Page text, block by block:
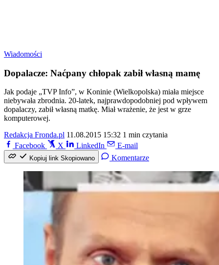
Wiadomości
Dopalacze: Naćpany chłopak zabił własną mamę
Jak podaje „TVP Info”, w Koninie (Wielkopolska) miała miejsce
niebywała zbrodnia. 20-latek, najprawdopodobniej pod wpływem
dopalaczy, zabił własną matkę. Miał wrażenie, że jest w grze
komputerowej.
Redakcja Fronda.pl 11.08.2015 15:32 1 min czytania
Facebook
X LinkedIn E-mail
Kopiuj link Skopiowano Komentarze